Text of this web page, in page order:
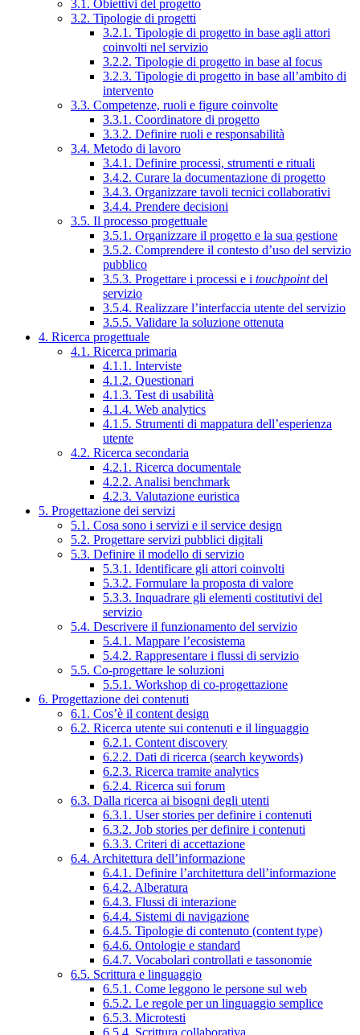
3.1. Obiettivi del progetto
3.2. Tipologie di progetti
3.2.1. Tipologie di progetto in base agli attori
coinvolti nel servizio
3.2.2. Tipologie di progetto in base al focus
3.2.3. Tipologie di progetto in base all’ambito di
intervento
3.3. Competenze, ruoli e figure coinvolte
3.3.1. Coordinatore di progetto
3.3.2. Definire ruoli e responsabilità
3.4. Metodo di lavoro
3.4.1. Definire processi, strumenti e rituali
3.4.2. Curare la documentazione di progetto
3.4.3. Organizzare tavoli tecnici collaborativi
3.4.4. Prendere decisioni
3.5. Il processo progettuale
3.5.1. Organizzare il progetto e la sua gestione
3.5.2. Comprendere il contesto d’uso del servizio
pubblico
3.5.3. Progettare i processi e i touchpointdel
servizio
3.5.4. Realizzare l’interfaccia utente del servizio
3.5.5. Validare la soluzione ottenuta
4. Ricerca progettuale
4.1. Ricerca primaria
4.1.1. Interviste
4.1.2. Questionari
4.1.3. Test di usabilità
4.1.4. Web analytics
4.1.5. Strumenti di mappatura dell’esperienza
utente
4.2. Ricerca secondaria
4.2.1. Ricerca documentale
4.2.2. Analisi benchmark
4.2.3. Valutazione euristica
5. Progettazione dei servizi
5.1. Cosa sono i servizi e il service design
5.2. Progettare servizi pubblici digitali
5.3. Definire il modello di servizio
5.3.1. Identificare gli attori coinvolti
5.3.2. Formulare la proposta di valore
5.3.3. Inquadrare gli elementi costitutivi del
servizio
5.4. Descrivere il funzionamento del servizio
5.4.1. Mappare l’ecosistema
5.4.2. Rappresentare i flussi di servizio
5.5. Co-progettare le soluzioni
5.5.1. Workshop di co-progettazione
6. Progettazione dei contenuti
6.1. Cos’è il content design
6.2. Ricerca utente sui contenuti e il linguaggio
6.2.1. Content discovery
6.2.2. Dati di ricerca (search keywords)
6.2.3. Ricerca tramite analytics
6.2.4. Ricerca sui forum
6.3. Dalla ricerca ai bisogni degli utenti
6.3.1. User stories per definire i contenuti
6.3.2. Job stories per definire i contenuti
6.3.3. Criteri di accettazione
6.4. Architettura dell’informazione
6.4.1. Definire l’architettura dell’informazione
6.4.2. Alberatura
6.4.3. Flussi di interazione
6.4.4. Sistemi di navigazione
6.4.5. Tipologie di contenuto (content type)
6.4.6. Ontologie e standard
6.4.7. Vocabolari controllati e tassonomie
6.5. Scrittura e linguaggio
6.5.1. Come leggono le persone sul web
6.5.2. Le regole per un linguaggio semplice
6.5.3. Microtesti
6.5.4. Scrittura collaborativa